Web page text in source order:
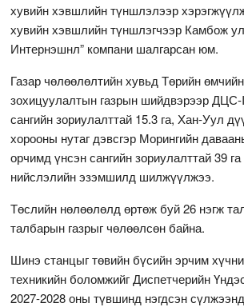
хувийн хэвшлийн түншлэлээр
хувийн хэвшлийн түншлэгчээр Камбож
Интернэшнл” компани шалгарсан юм.
Газар чөлөөлөлтийн хувьд Төрийн
зохицуулалтын газрын шийдвэрээр
сангийн зориулалттай 15.3 га, Хан-Уул
хорооны нутаг дэвсгэр Морингийн
орчимд үнсэн сангийн зориулалттай 39 га
нийслэлийн эзэмшилд шилжүүлжээ.
Төслийн нөлөөлөлд өртөж буй 26 нэгж
талбарын газрыг чөлөөлсөн байна.
Шинэ станцыг төвийн бүсийн эрчим
техникийн боломжийг Диспетчерийн
2027-2028 оны түвшинд нэгдсэн